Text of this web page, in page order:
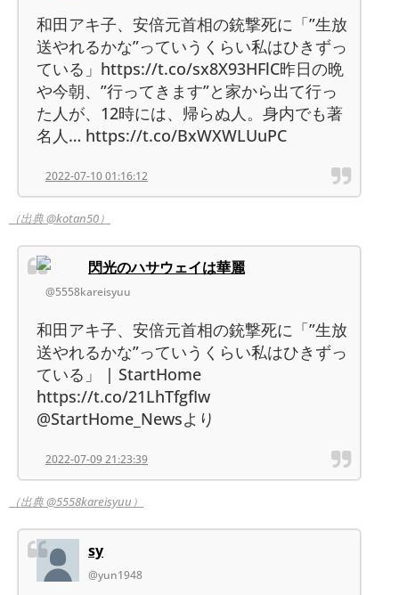
和田アキ子、安倍元首相の銃撃死に「”生放
送やれるかな”っていうくらい私はひきずっ
ている」https://t.co/sx8X93HFlC昨日の晩
や今朝、”行ってきます”と家から出て行っ
た人が、12時には、帰らぬ人。身内でも著
名人… https://t.co/BxWXWLUuPC
2022-07-10 01:16:12
（出典 @kotan50）
閃光のハサウェイは華麗
@5558kareisyuu
和田アキ子、安倍元首相の銃撃死に「”生放
送やれるかな”っていうくらい私はひきずっ
ている」 | StartHome
https://t.co/21LhTfgfIw
@StartHome_Newsより
2022-07-09 21:23:39
（出典 @5558kareisyuu）
sy
@yun1948